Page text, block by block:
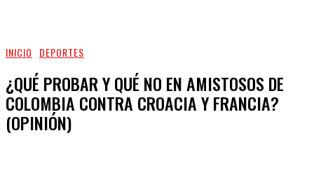
INICIO DEPORTES
¿QUÉ PROBAR Y QUÉ NO EN AMISTOSOS DE
COLOMBIA CONTRA CROACIA Y FRANCIA?
(OPINIÓN)